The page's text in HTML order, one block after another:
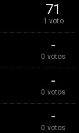
71
1 voto
-
0 votos
-
0 votos
-
0 votos